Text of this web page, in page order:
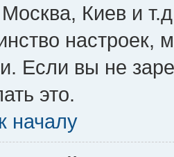
Киев и
настроек,
Если вы не
это.
началу